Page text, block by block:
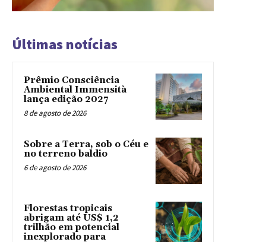
Últimas notícias
Prêmio Consciência
Ambiental Immensità
lança edição 2027
8 de agosto de 2026
Sobre a Terra, sob o Céu e
no terreno baldio
6 de agosto de 2026
Florestas tropicais
abrigam até US$ 1,2
trilhão em potencial
inexplorado para